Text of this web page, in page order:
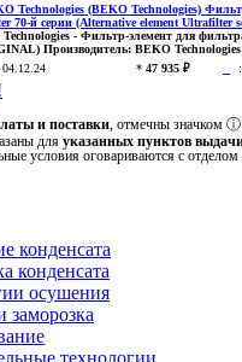
- Фильтр-элемент для
Производитель: BEKO
04.12.24 * 47 935 ₽ :
и поставки , отмечны значком ⓘ
для указанных пунктов
условия оговариваются с
конденсата
конденсата
осушения
заморозка